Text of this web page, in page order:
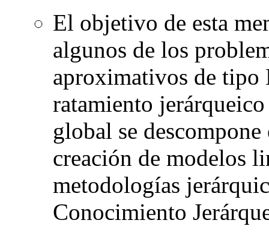
El objetivo de esta
algunos de los
aproximativos de tipo
ratamiento
global se
creación de modelos
metodologías
Conocimiento